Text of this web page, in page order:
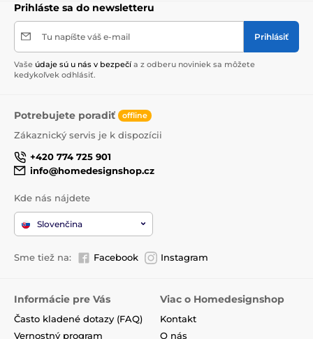
Prihláste sa do newsletteru
Tu napíšte váš e-mail Prihlásiť
Vaše údaje sú u nás v bezpečí a z odberu noviniek sa môžete
kedykoľvek odhlásiť.
Potrebujete poradiť offline
Zákaznický servis je k dispozícii
+420 774 725 901
info@homedesignshop.cz
Kde nás nájdete
Slovenčina
Sme tiež na: Facebook Instagram
Informácie pre Vás
Často kladené dotazy (FAQ)
Vernostný program
Viac o Homedesignshop
Kontakt
O nás